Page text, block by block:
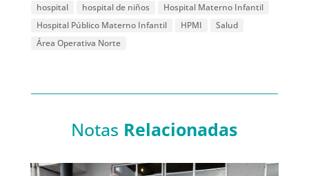
hospital
hospital de niños
Hospital Materno Infantil
Hospital Público Materno Infantil
HPMI
Salud
Área Operativa Norte
Notas Relacionadas